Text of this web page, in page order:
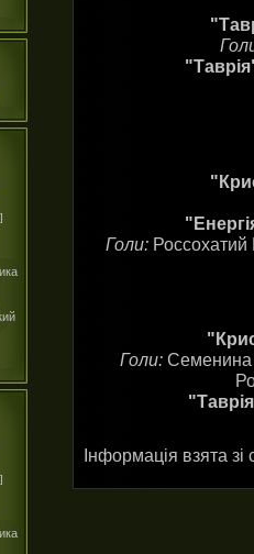
Голи:
Голи: Семенина
Інформація взята зі